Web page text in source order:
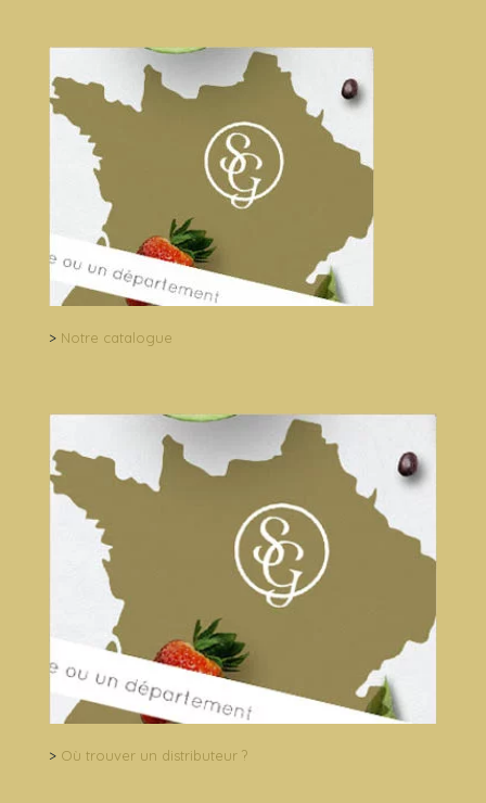
> Notre catalogue
> Où trouver un distributeur ?